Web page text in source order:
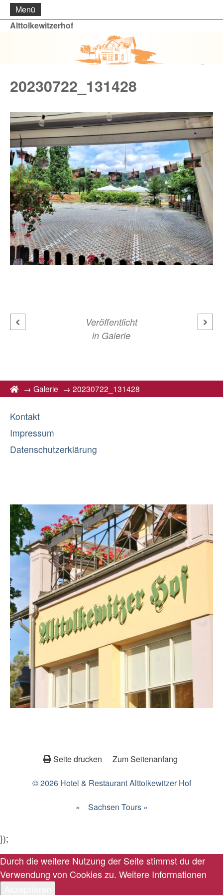
Menü
Alttolkewitzerhof
20230722_131428
Veröffentlicht
in Galerie
→ Galerie → 20230722_131428
Kontakt
Impressum
Datenschutzerklärung
Seite drucken Zum Seitenanfang
© 2026 Hotel & Restaurant Alttolkewitzer Hof
» Sachsen Tours »
});
Durch die weitere Nutzung der Seite stimmst du der
Verwendung von Cookies zu. Weitere Informationen